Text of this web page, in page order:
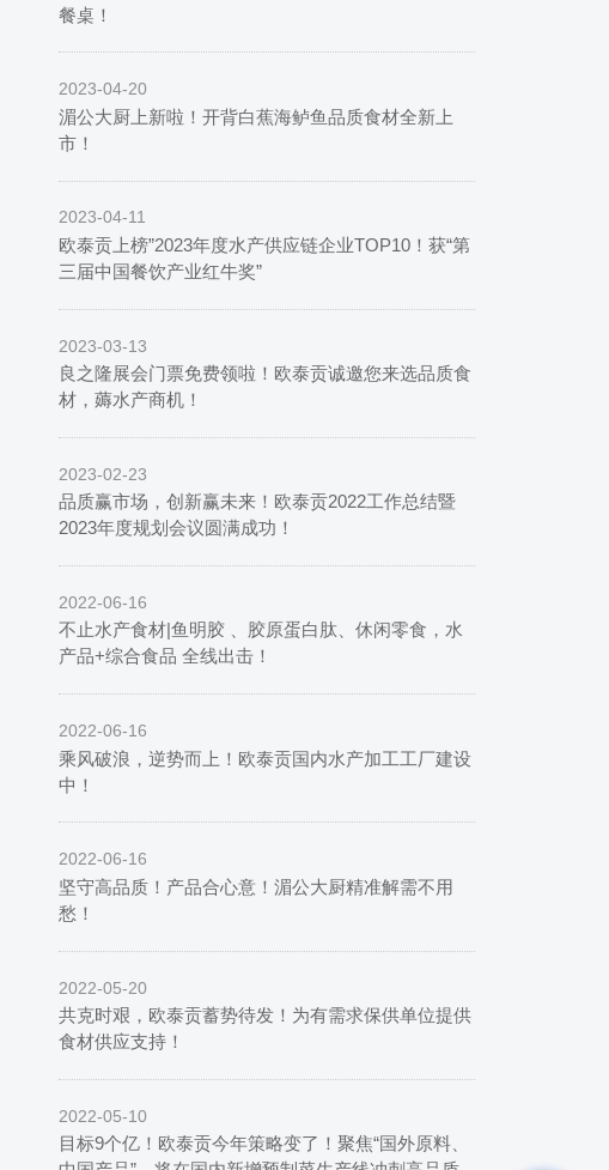
餐桌！
2023-04-20
湄公大厨上新啦！开背白蕉海鲈鱼品质食材全新上
市！
2023-04-11
欧泰贡上榜”2023年度水产供应链企业TOP10！获“第
三届中国餐饮产业红牛奖”
2023-03-13
良之隆展会门票免费领啦！欧泰贡诚邀您来选品质食
材，薅水产商机！
2023-02-23
品质赢市场，创新赢未来！欧泰贡2022工作总结暨
2023年度规划会议圆满成功！
2022-06-16
不止水产食材|鱼明胶 、胶原蛋白肽、休闲零食，水
产品+综合食品 全线出击！
2022-06-16
乘风破浪，逆势而上！欧泰贡国内水产加工工厂建设
中！
2022-06-16
坚守高品质！产品合心意！湄公大厨精准解需不用
愁！
2022-05-20
共克时艰，欧泰贡蓄势待发！为有需求保供单位提供
食材供应支持！
2022-05-10
目标9个亿！欧泰贡今年策略变了！聚焦“国外原料、